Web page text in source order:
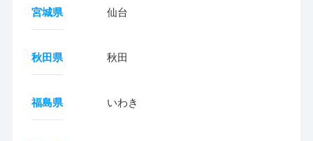
宮城県 仙台
秋田県 秋田
福島県 いわき